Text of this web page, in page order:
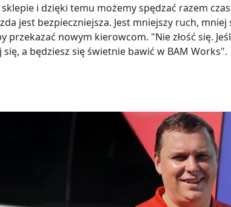
i dzięki temu możemy spędzać razem
jest bezpieczniejsza. Jest mniejszy ruch,
przekazać nowym kierowcom. "Nie złość się.
a będziesz się świetnie bawić w BAM Works".